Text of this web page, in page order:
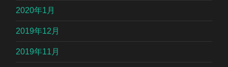
2020年1月
2019年12月
2019年11月